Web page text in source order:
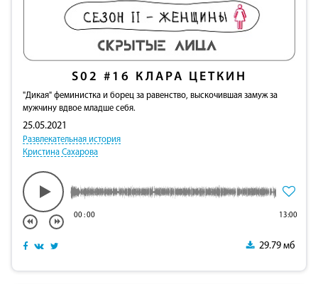
S02 #16 КЛАРА ЦЕТКИН
"Дикая" феминистка и борец за равенство, выскочившая замуж за
мужчину вдвое младше себя.
25.05.2021
Развлекательная история
Кристина Сахарова
00:00 13:00
29.79 мб